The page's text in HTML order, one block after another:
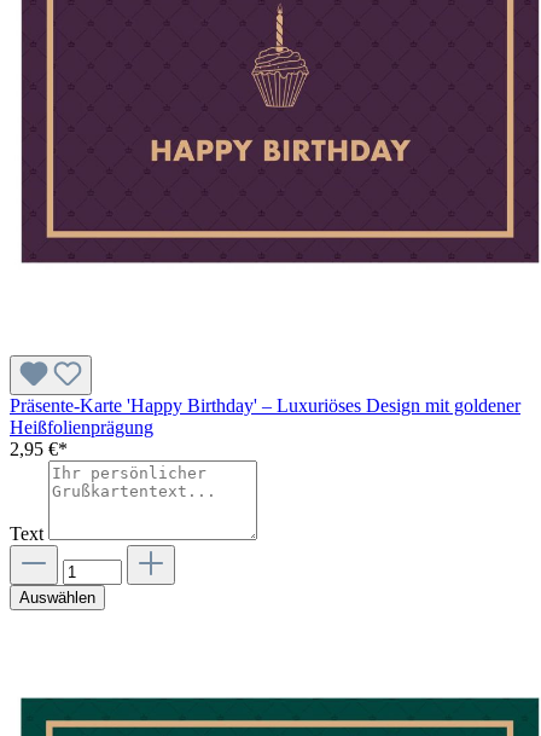
Präsente-Karte 'Happy Birthday' – Luxuriöses Design mit goldener
Heißfolienprägung
2,95 €*
Text
Auswählen